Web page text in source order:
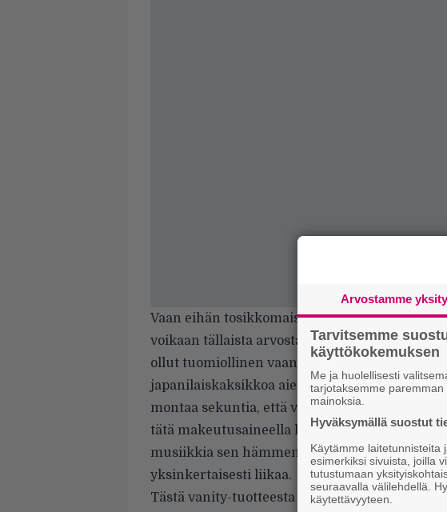
Vaan eihän tosikkomaisen ja setämäisen
voikaan tällaista arvostaa? Kyllä voisi, jos
ollut tuomiollinen vaan pikemminkin utelias.
japanilaiskaksikkoa aiemmin, mutta nyt kun
montaa sekuntia, että verenpaine kohoaa
tätä makeutusaineella kuorrutettua
musiikkia sen hämmentävämmissä
yksinkertaisesti liikaa.
Tästä vanity-tuotteesta on hankala sanoa
Arvostamme
Tarvitsemme
käyttökokemuksen
Me ja huolellisesti
tarjotaksemme
mainoksia.
Hyväksymällä suostut
Käytämme laitetunnisteita
esimerkiksi sivuista, joilla
tutustumaan
seuraavalla välilehdellä.
käytettävyyteen.